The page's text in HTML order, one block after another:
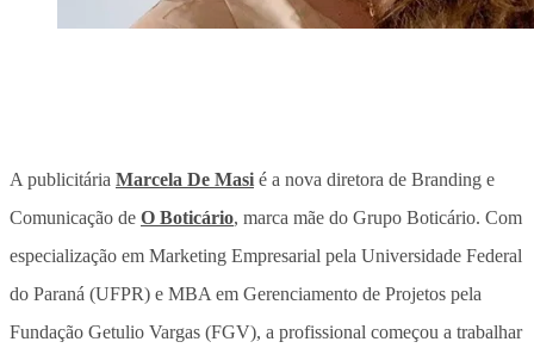
A publicitária Marcela De Masi é a nova diretora de Branding e
Comunicação de O Boticário, marca mãe do Grupo Boticário. Com
especialização em Marketing Empresarial pela Universidade Federal
do Paraná (UFPR) e MBA em Gerenciamento de Projetos pela
Fundação Getulio Vargas (FGV), a profissional começou a trabalhar